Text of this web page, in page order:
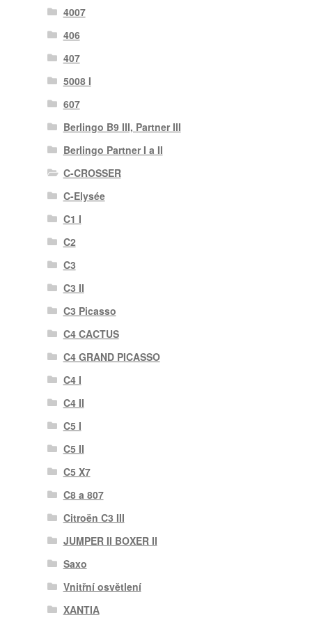
4007
406
407
5008 I
607
Berlingo B9 III, Partner III
Berlingo Partner I a II
C-CROSSER
C-Elysée
C1 I
C2
C3
C3 II
C3 Picasso
C4 CACTUS
C4 GRAND PICASSO
C4 I
C4 II
C5 I
C5 II
C5 X7
C8 a 807
Citroën C3 III
JUMPER II BOXER II
Saxo
Vnitřní osvětlení
XANTIA